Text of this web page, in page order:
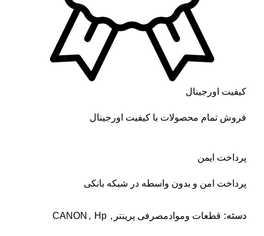
کیفیت اورجینال
فروش تمام محصولات با کیفیت اورجینال
پرداخت ایمن
پرداخت امن و بدون واسطه در شبکه بانکی
دسته: قطعات وموادمصرفی پرینتر ,
CANON , Hp